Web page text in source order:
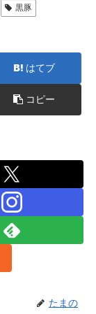
黒豚
はてブ
コピー
たまの